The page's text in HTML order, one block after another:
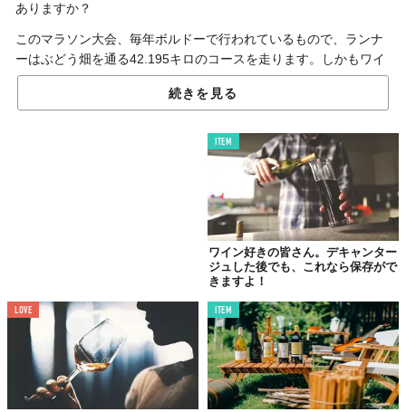
ありますか？
このマラソン大会、毎年ボルドーで行われているもので、ランナ
ーはぶどう畑を通る42.195キロのコースを走ります。しかもワイ
ンを飲みながら。
というのも、20ヵ所以上ある給水地点では、さまざまな醸造所の
自慢のワインが振る舞われるんです。もはや給水と呼ぶべきなの
かはわかりませんが、ワイン好きにはたまりません。
ゴール付近では牡蠣やチーズなども提供されます。
今年は9月8日に開催予定。生粋のワイン好きさんは、来年以降の
続きを見る
ITEM
ワイン好きの皆さん。デキャンター
ジュした後でも、これなら保存がで
きますよ！
LOVE ITEM